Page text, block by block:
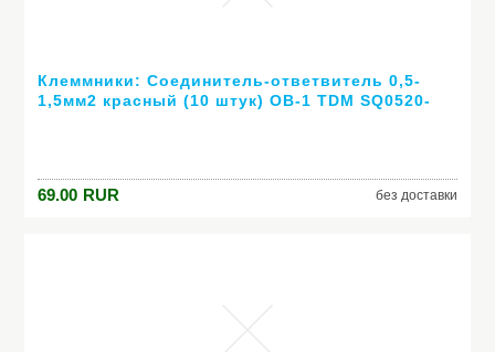
Клеммники: Соединитель-ответвитель 0,5-
1,5мм2 красный (10 штук) ОВ-1 TDM SQ0520-
69.00 RUR без доставки